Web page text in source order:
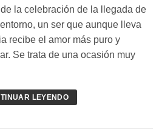
la celebración de la llegada de
un ser que aunque lleva
recibe el amor más puro y
Se trata de una ocasión muy
LEYENDO